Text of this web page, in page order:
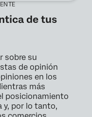
de tus
sobre su
de opinión
en los
más
posicionamiento
y, por lo tanto,